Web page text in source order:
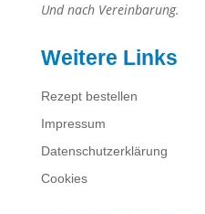
Und nach Vereinbarung.
Weitere Links
Rezept bestellen
Impressum
Datenschutzerklärung
Cookies